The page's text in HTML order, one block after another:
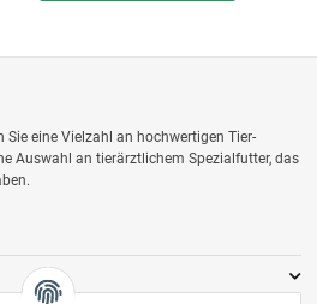
Sie eine Vielzahl an hochwertigen Tier-
Auswahl an tierärztlichem Spezialfutter, das